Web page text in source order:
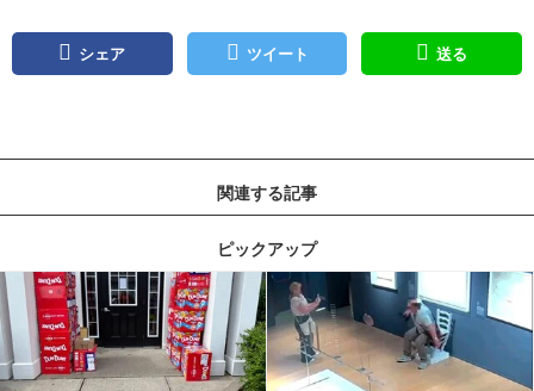
シェア ツイート 送る
関連する記事
ピックアップ
記事を読む